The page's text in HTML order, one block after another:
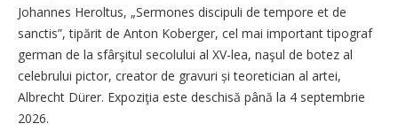
Johannes Heroltus, „Sermones discipuli de tempore et de
sanctis”, tipărit de Anton Koberger, cel mai important tipograf
german de la sfârşitul secolului al XV-lea, naşul de botez al
celebrului pictor, creator de gravuri și teoretician al artei,
Albrecht Dürer. Expoziţia este deschisă până la 4 septembrie
2026.